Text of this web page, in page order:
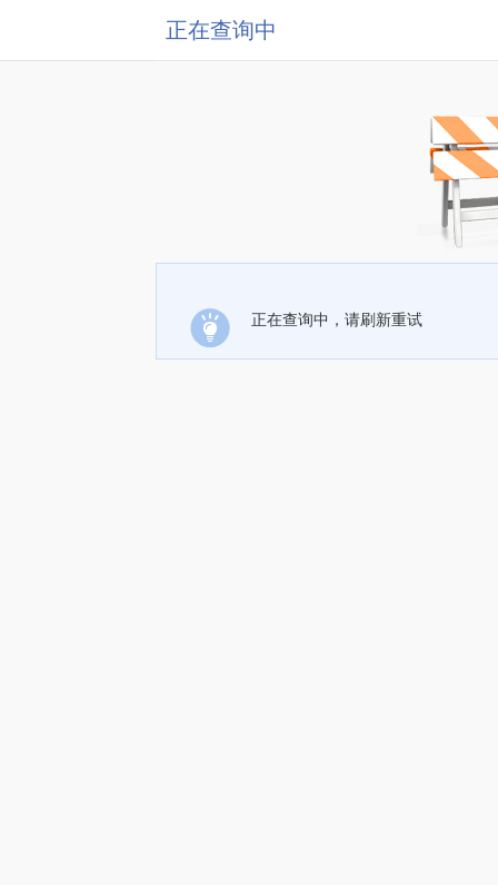
正在查询中
正在查询中，请刷新重试